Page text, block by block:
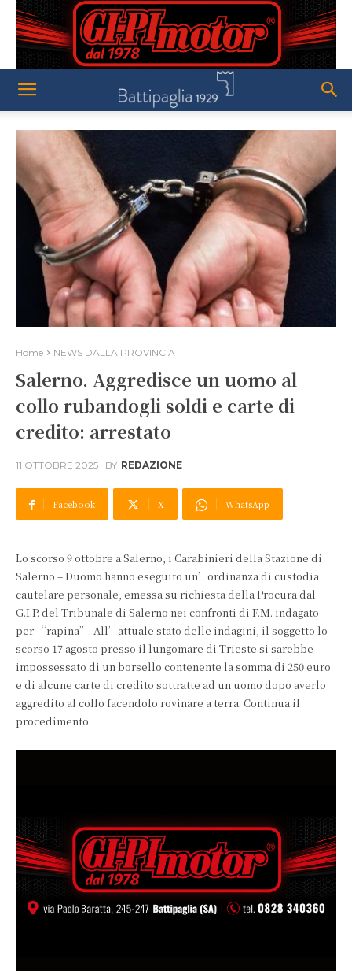
Home NEWS DALLA PROVINCIA
Salerno. Aggredisce un uomo al
collo rubandogli soldi e carte di
credito: arrestato
11 OTTOBRE 2025 BY REDAZIONE
Facebook X WhatsApp
Lo scorso 9 ottobre a Salerno, i Carabinieri della Stazione di
Salerno – Duomo hanno eseguito un’ordinanza di custodia
cautelare personale, emessa su richiesta della Procura dal
G.I.P. del Tribunale di Salerno nei confronti di F.M. indagato
per “rapina”. All’attuale stato delle indagini, il soggetto lo
scorso 17 agosto presso il lungomare di Trieste si sarebbe
impossessato di un borsello contenente la somma di 250 euro
e di alcune carte di credito sottratte ad un uomo dopo averlo
aggredito al collo facendolo rovinare a terra. Continua il
procedimento.